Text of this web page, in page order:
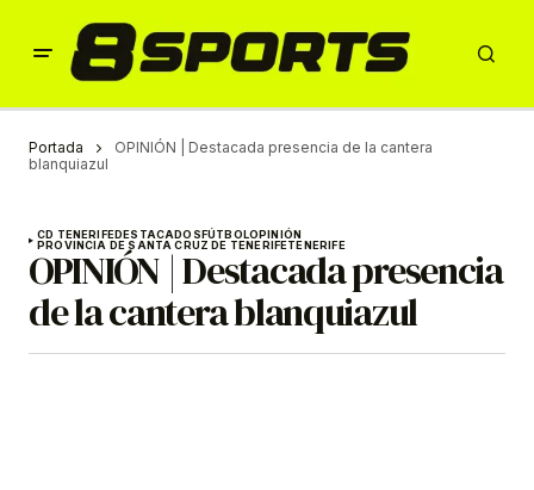
Portada
OPINIÓN | Destacada presencia de la cantera
blanquiazul
CD TENERIFEDESTACADOSFÚTBOLOPINIÓN
PROVINCIA DE SANTA CRUZ DE TENERIFETENERIFE
OPINIÓN | Destacada presencia
de la cantera blanquiazul